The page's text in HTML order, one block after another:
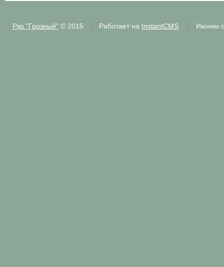
Ркр "Грозный"© 2015 Работает на InstantCMS Иконки